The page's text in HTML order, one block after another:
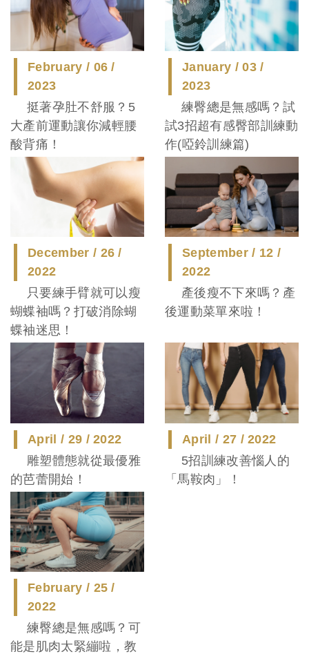
February / 06 /
2023
挺著孕肚不舒服？5
大產前運動讓你減輕腰
酸背痛！
January / 03 /
2023
練臀總是無感嗎？試
試3招超有感臀部訓練動
作(啞鈴訓練篇)
December / 26 /
2022
只要練手臂就可以瘦
蝴蝶袖嗎？打破消除蝴
蝶袖迷思！
September / 12 /
2022
產後瘦不下來嗎？產
後運動菜單來啦！
April / 29 / 2022
雕塑體態就從最優雅
的芭蕾開始！
April / 27 / 2022
5招訓練改善惱人的
「馬鞍肉」！
February / 25 /
2022
練臀總是無感嗎？可
能是肌肉太緊繃啦，教